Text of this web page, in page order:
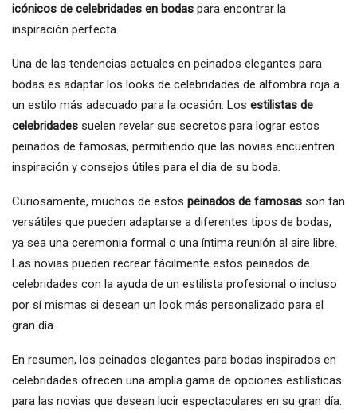
icónicos de celebridades en bodas para encontrar la
inspiración perfecta.
Una de las tendencias actuales en peinados elegantes para
bodas es adaptar los looks de celebridades de alfombra roja a
un estilo más adecuado para la ocasión. Los estilistas de
celebridades suelen revelar sus secretos para lograr estos
peinados de famosas, permitiendo que las novias encuentren
inspiración y consejos útiles para el día de su boda.
Curiosamente, muchos de estos peinados de famosas son tan
versátiles que pueden adaptarse a diferentes tipos de bodas,
ya sea una ceremonia formal o una íntima reunión al aire libre.
Las novias pueden recrear fácilmente estos peinados de
celebridades con la ayuda de un estilista profesional o incluso
por sí mismas si desean un look más personalizado para el
gran día.
En resumen, los peinados elegantes para bodas inspirados en
celebridades ofrecen una amplia gama de opciones estilísticas
para las novias que desean lucir espectaculares en su gran día.